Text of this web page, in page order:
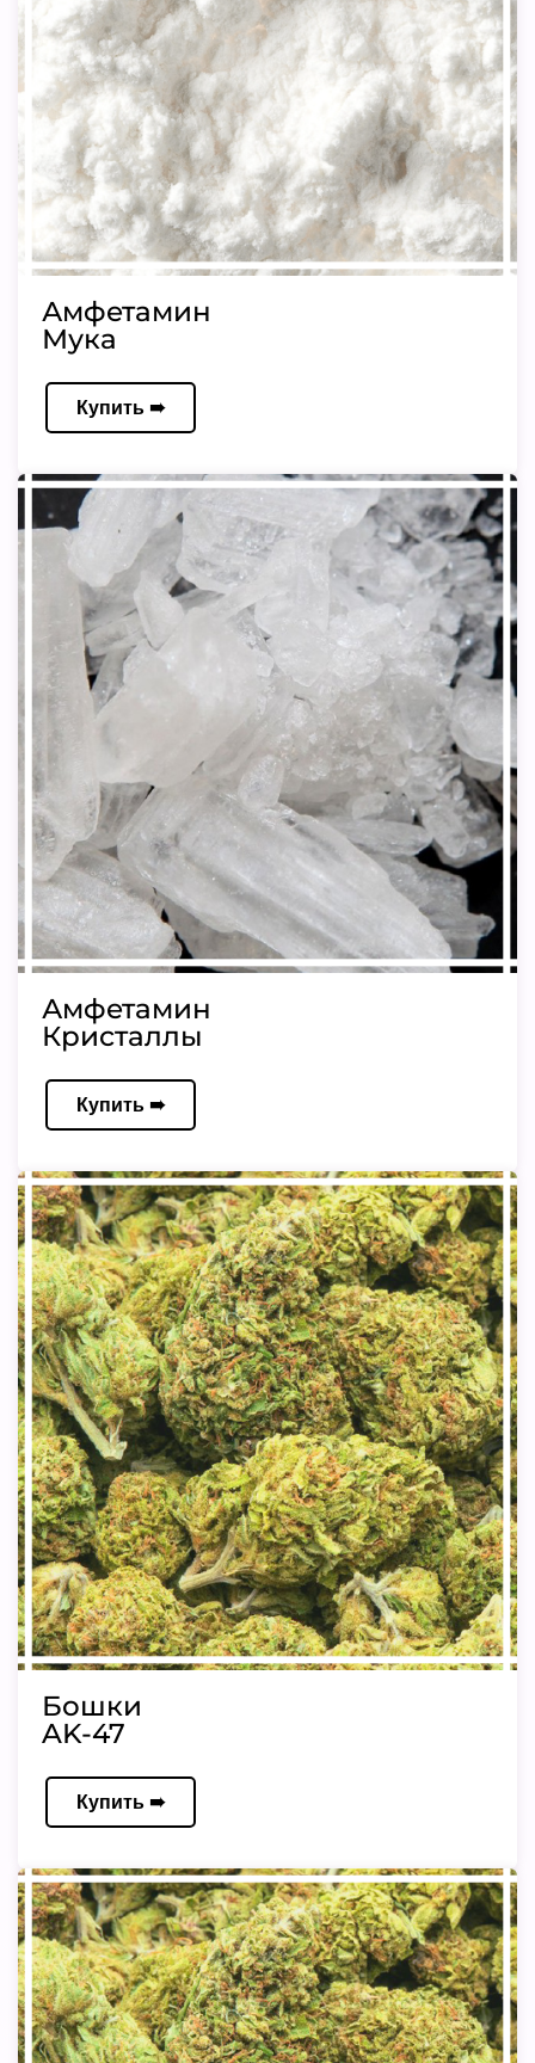
Амфетамин
Мука
Купить ➠
Амфетамин
Кристаллы
Купить ➠
Бошки
AK-47
Купить ➠